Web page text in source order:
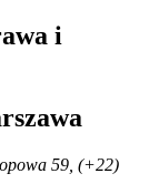
i
59, (+22)